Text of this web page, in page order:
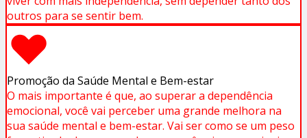
outros para se sentir bem.
Promoção da Saúde Mental e Bem-estar
O mais importante é que, ao superar a dependência
emocional, você vai perceber uma grande melhora na
sua saúde mental e bem-estar. Vai ser como se um peso